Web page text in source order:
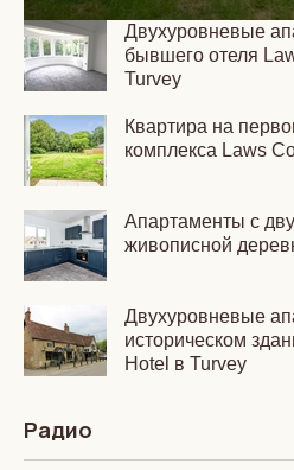
Двухуровневые
бывшего отеля
Turvey
Квартира на
комплекса Laws
Апартаменты с
живописной
Двухуровневые
историческом
Hotel в Turvey
Радио